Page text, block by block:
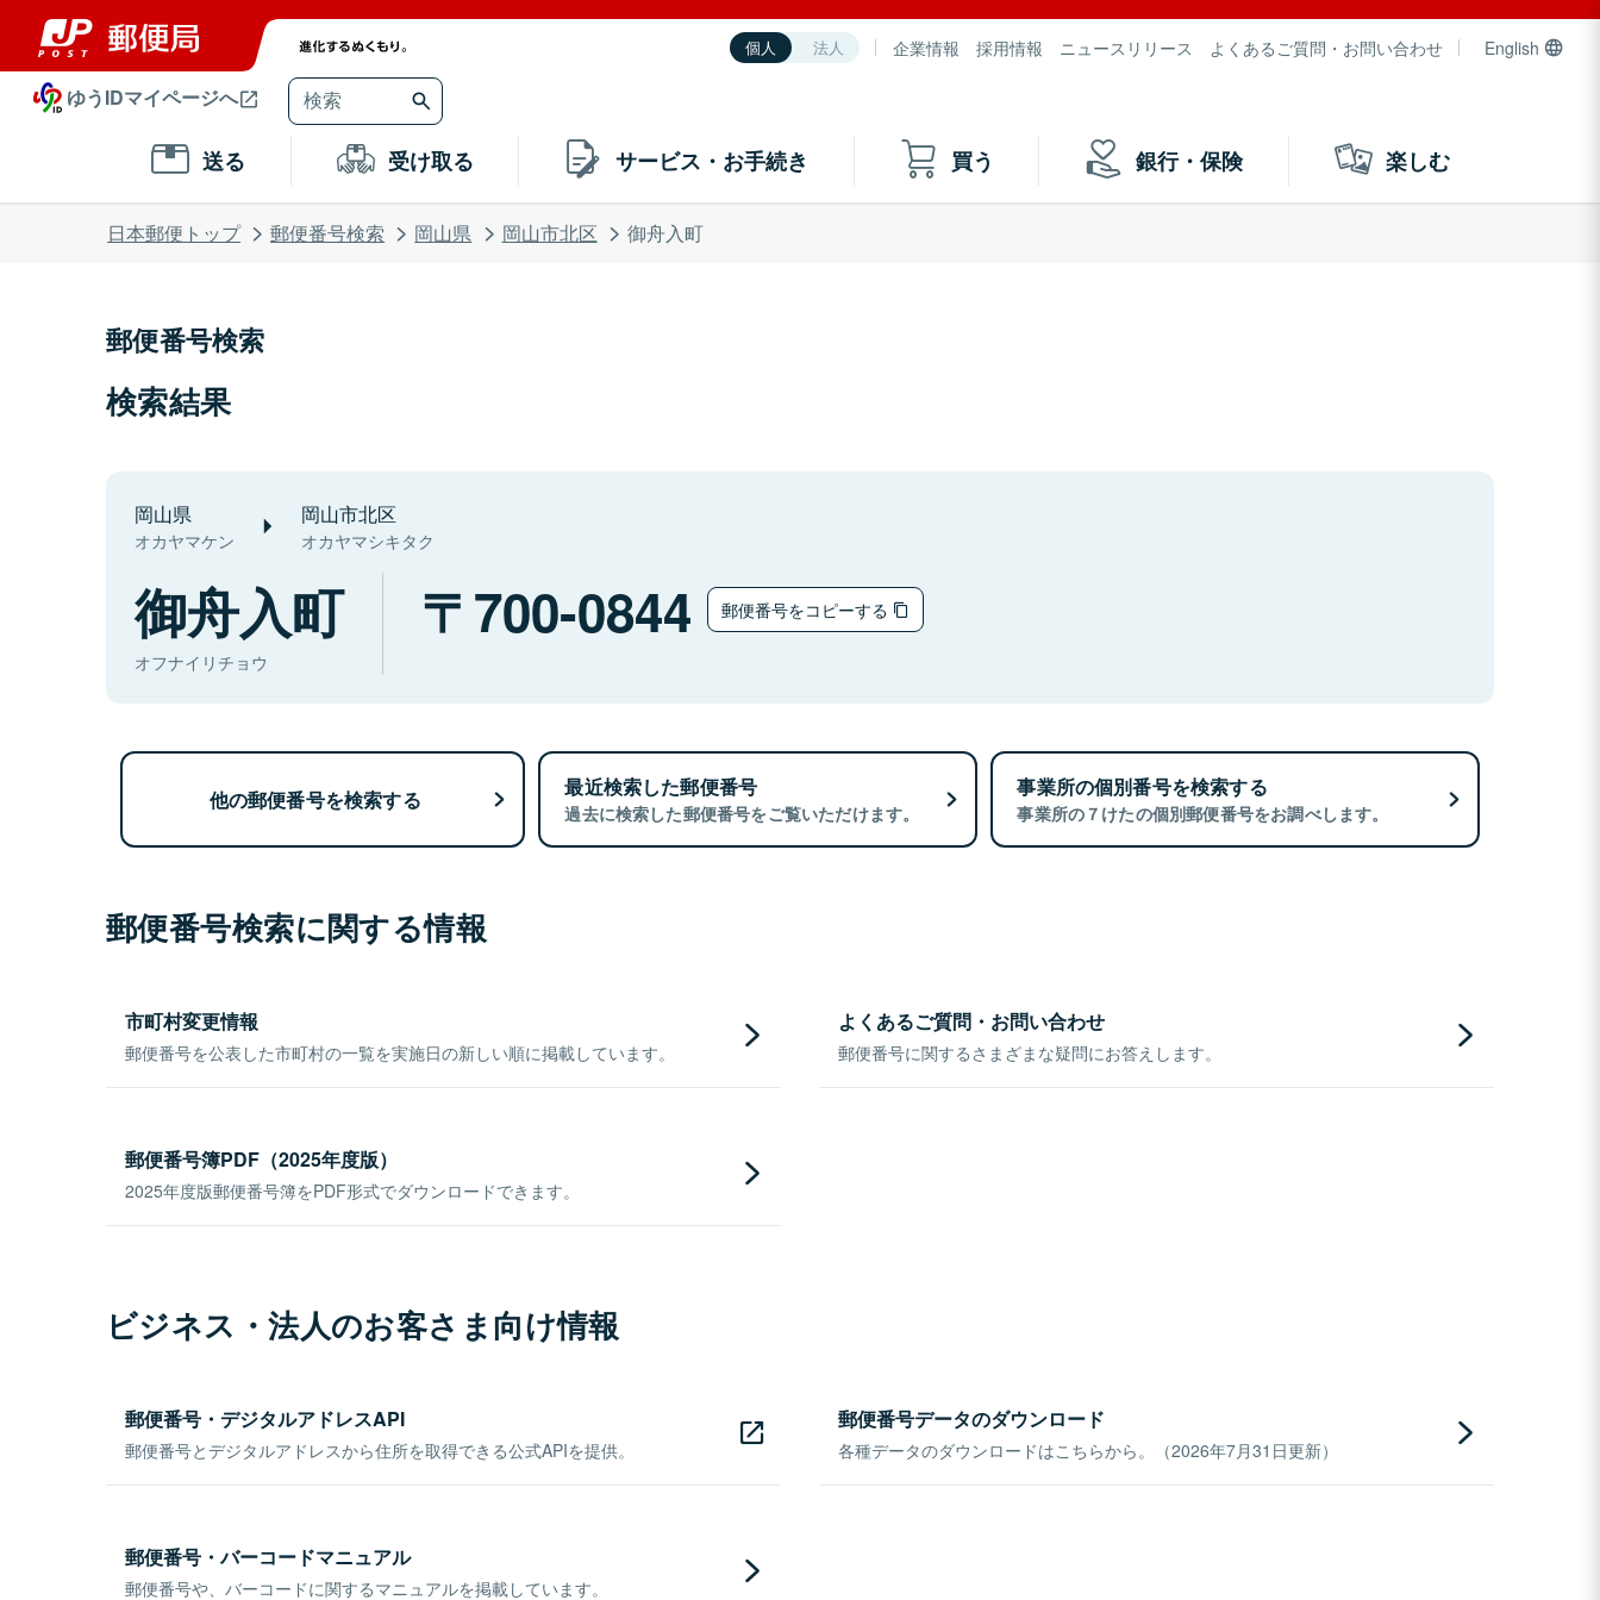
個人 法人 企業情報 採用情報 ニュースリリース よくあるご質問・お問い合わせ English
ゆうIDマイページへ
送る 受け取る サービス・お手続き 買う 銀行・保険 楽しむ
日本郵便トップ 郵便番号検索 岡山県 岡山市北区 御舟入町
郵便番号検索
検索結果
岡山県
オカヤマケン
岡山市北区
オカヤマシキタク
御舟入町
オフナイリチョウ
700-0844 郵便番号をコピーする
他の郵便番号を検索する 最近検索した郵便番号
過去に検索した郵便番号をご覧いただけます。
事業所の個別番号を検索する
事業所の７けたの個別郵便番号をお調べします。
郵便番号検索に関する情報
市町村変更情報
郵便番号を公表した市町村の一覧を実施日の新しい順に掲載しています。
よくあるご質問・お問い合わせ
郵便番号に関するさまざまな疑問にお答えします。
郵便番号簿PDF（2025年度版）
2025年度版郵便番号簿をPDF形式でダウンロードできます。
ビジネス・法人のお客さま向け情報
郵便番号・デジタルアドレスAPI
郵便番号とデジタルアドレスから住所を取得できる公式APIを提供。
郵便番号データのダウンロード
各種データのダウンロードはこちらから。（2026年7月31日更新）
郵便番号・バーコードマニュアル
郵便番号や、バーコードに関するマニュアルを掲載しています。